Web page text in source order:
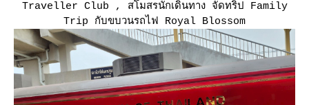
Traveller Club , สโมสรนักเดินทาง จัดทริป Family
Trip กับขบวนรถไฟ Royal Blossom